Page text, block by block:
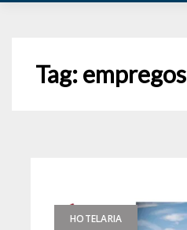
Tag:empregos
HOTELARIA